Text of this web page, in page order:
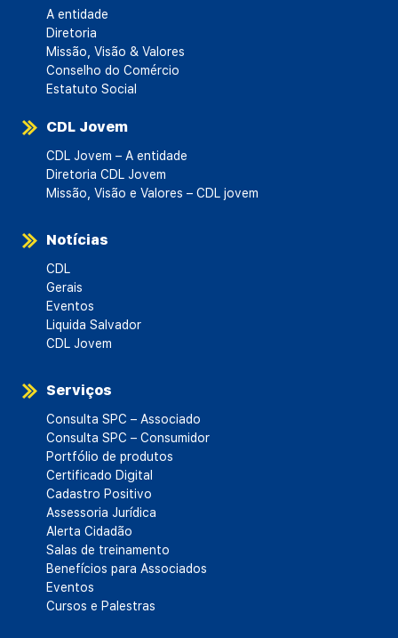
A entidade
Diretoria
Missão, Visão & Valores
Conselho do Comércio
Estatuto Social
CDL Jovem
CDL Jovem – A entidade
Diretoria CDL Jovem
Missão, Visão e Valores – CDL jovem
Notícias
CDL
Gerais
Eventos
Liquida Salvador
CDL Jovem
Serviços
Consulta SPC – Associado
Consulta SPC – Consumidor
Portfólio de produtos
Certificado Digital
Cadastro Positivo
Assessoria Jurídica
Alerta Cidadão
Salas de treinamento
Benefícios para Associados
Eventos
Cursos e Palestras